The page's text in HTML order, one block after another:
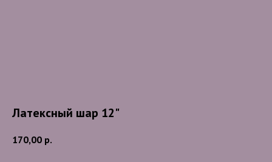
Латексный шар 12"
170,00 р.